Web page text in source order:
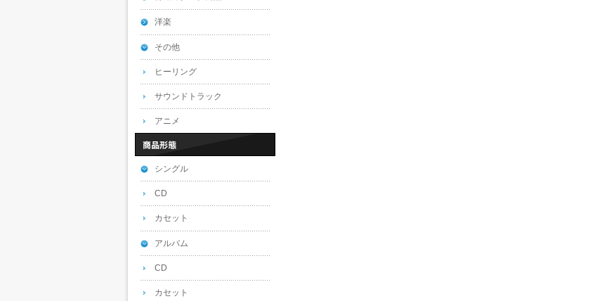
洋楽
その他
ヒーリング
サウンドトラック
アニメ
シングル
CD
カセット
アルバム
CD
カセット